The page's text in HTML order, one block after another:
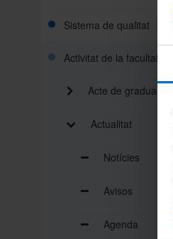
Sistema de qualitat
Activitat de la facultat
Acte de graduació
Actualitat
Notícies
Avisos
Agenda